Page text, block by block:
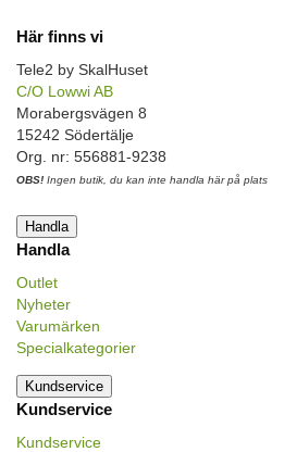
Här finns vi
Tele2 by SkalHuset
C/O Lowwi AB
Morabergsvägen 8
15242 Södertälje
Org. nr: 556881-9238
OBS! Ingen butik, du kan inte handla här på plats
Handla
Handla
Outlet
Nyheter
Varumärken
Specialkategorier
Kundservice
Kundservice
Kundservice